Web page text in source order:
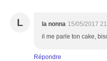
L la nonna 15/05/2017
il me parle ton cake,
Répondre